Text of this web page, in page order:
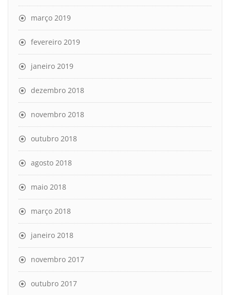
março 2019
fevereiro 2019
janeiro 2019
dezembro 2018
novembro 2018
outubro 2018
agosto 2018
maio 2018
março 2018
janeiro 2018
novembro 2017
outubro 2017